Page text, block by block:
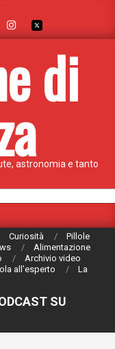
di
astronomia e tanto
Curiosità
Pillole
Alimentazione
Archivio video
all’esperto
La
SU